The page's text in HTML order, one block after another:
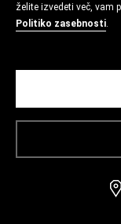
želite izvedeti več, vam
Politiko zasebnosti.